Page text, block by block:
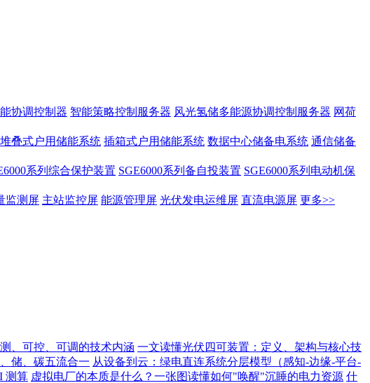
协调控制器 智能策略控制服务器 风光氢储多能源协调控制服务器 网荷
堆叠式户用储能系统 插箱式户用储能系统 数据中心储备电系统 通信储备
系列综合保护装置 SGE6000系列备自投装置 SGE6000系列电动机保
监测屏 主站监控屏 能源管理屏 光伏发电运维屏 直流电源屏 更多>>
、可控、可调的技术内涵 一文读懂光伏四可装置：定义、架构与核心技
储、碳五流合一 从设备到云：绿电直连系统分层模型（感知-边缘-平台-
测算 虚拟电厂的本质是什么？一张图读懂如何"唤醒"沉睡的电力资源 什